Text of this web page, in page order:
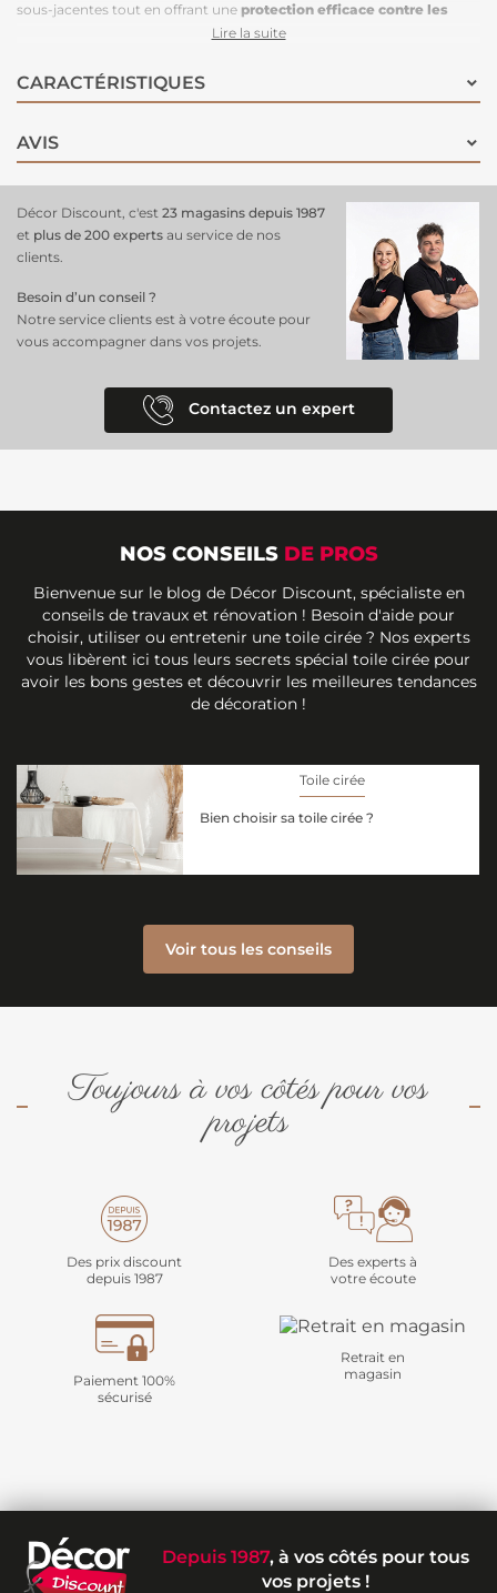
sous-jacentes tout en offrant une protection efficace contre les
, les taches et l'humidité. Avec son poids et sa largeur
comptoirs, ou tout autre mobilier, tout en étant facile à entretenir : il
suffit de l’essuyer pourgarder vos surfaces propres. Pratique et
s’adaptant à tous vos besoins de protection au quotidien.
Lire la suite
CARACTÉRISTIQUES
AVIS
Décor Discount, c'est 23 magasins depuis 1987
et plus de 200 experts au service de nos
clients.
Besoin d’un conseil ?
Notre service clients est à votre écoute pour
vous accompagner dans vos projets.
Contactez un expert
NOS CONSEILS DE PROS
Bienvenue sur le blog de Décor Discount, spécialiste en
conseils de travaux et rénovation ! Besoin d'aide pour
choisir, utiliser ou entretenir une toile cirée ? Nos experts
vous libèrent ici tous leurs secrets spécial toile cirée pour
avoir les bons gestes et découvrir les meilleures tendances
de décoration !
Toile cirée
Bien choisir sa toile cirée ?
Voir tous les conseils
Toujours à vos côtés pour vos
projets
Des prix discount
depuis 1987
Des experts à
votre écoute
Paiement 100%
sécurisé
Retrait en
magasin
Depuis 1987, à vos côtés pour tous
vos projets !